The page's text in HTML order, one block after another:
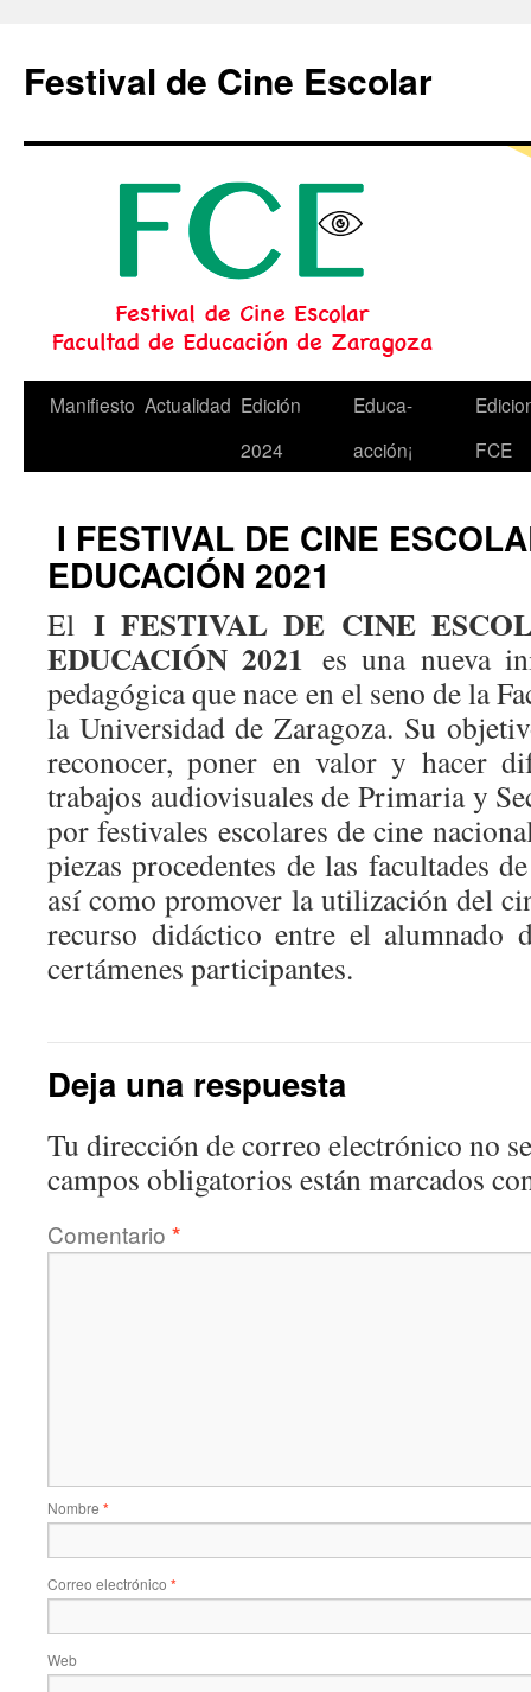
Festival de Cine Escolar
Saltar
Manifiesto Actualidad Edición
2024
Educa-
acción¡
FCE
I FESTIVAL DE CINE
EDUCACIÓN 2021
ElI FESTIVAL DE CINE
EDUCACIÓN 2021 es una nueva
pedagógica que nace en el seno de la
la Universidad de Zaragoza. Su
reconocer, poner en valor y hacer
trabajos audiovisuales de Primaria y
por festivales escolares de cine
piezas procedentes de las facultades
así como promover la utilización del
recurso didáctico entre el alumnado
certámenes participantes.
Deja una respuesta
Tu dirección de correo electrónico no
campos obligatorios están marcados
Comentario *
Nombre *
Correo electrónico *
Web